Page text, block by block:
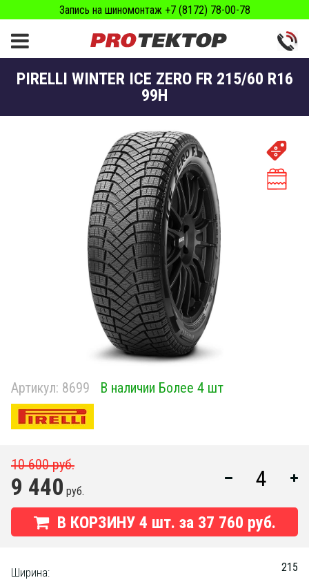
Запись на шиномонтаж +7 (8172) 78-00-78
PIRELLI WINTER ICE ZERO FR 215/60 R16
99H
Артикул: 8699 В наличии Более 4 шт
10 600 руб.
9 440 руб.
В КОРЗИНУ 4 шт. за 37 760 руб.
Ширина: 215